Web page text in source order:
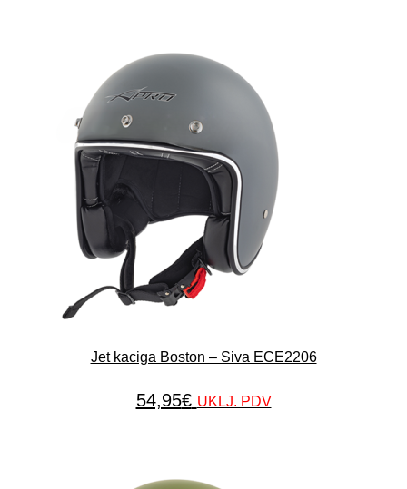
Jet kaciga Boston – Siva ECE2206
54,95€ UKLJ. PDV